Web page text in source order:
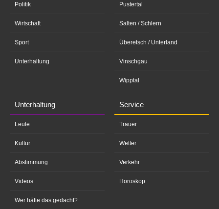
Politik
Wirtschaft
Sport
Unterhaltung
Pustertal
Salten / Schlern
Überetsch / Unterland
Vinschgau
Wipptal
Unterhaltung
Leute
Kultur
Abstimmung
Videos
Wer hätte das gedacht?
Service
Trauer
Wetter
Verkehr
Horoskop